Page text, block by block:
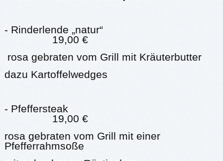
- Rinderlende „natur“
19,00 €
rosa gebraten vom Grill mit Kräuterbutter
dazu Kartoffelwedges
- Pfeffersteak
19,00 €
rosa gebraten vom Grill mit einer
Pfefferrahmsoße